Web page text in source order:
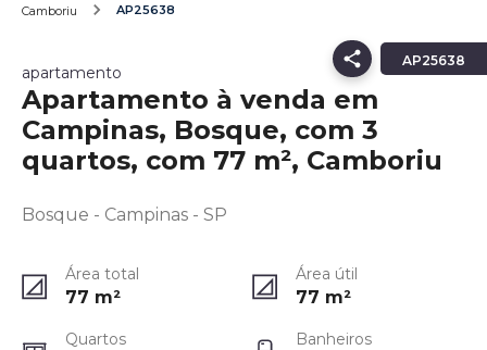
Camboriu
AP25638
AP25638
apartamento
Apartamento à venda em
Campinas, Bosque, com 3
quartos, com 77 m², Camboriu
Bosque - Campinas - SP
Área total
77 m²
Área útil
77 m²
Quartos Banheiros